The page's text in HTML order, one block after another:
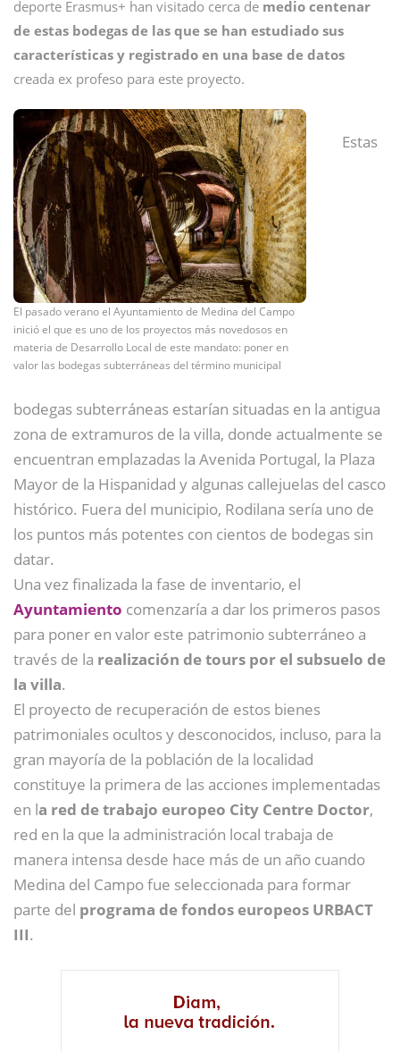
deporte Erasmus+ han visitado cerca de medio centenar
de estas bodegas de las que se han estudiado sus
características y registrado en una base de datos
creada ex profeso para este proyecto.
El pasado verano el Ayuntamiento de Medina del Campo
inició el que es uno de los proyectos más novedosos en
materia de Desarrollo Local de este mandato: poner en
valor las bodegas subterráneas del término municipal
Estas
bodegas subterráneas estarían situadas en la antigua
zona de extramuros de la villa, donde actualmente se
encuentran emplazadas la Avenida Portugal, la Plaza
Mayor de la Hispanidad y algunas callejuelas del casco
histórico. Fuera del municipio, Rodilana sería uno de
los puntos más potentes con cientos de bodegas sin
datar.
Una vez finalizada la fase de inventario, el
Ayuntamiento comenzaría a dar los primeros pasos
para poner en valor este patrimonio subterráneo a
través de la realización de tours por el subsuelo de
la villa.
El proyecto de recuperación de estos bienes
patrimoniales ocultos y desconocidos, incluso, para la
gran mayoría de la población de la localidad
constituye la primera de las acciones implementadas
en la red de trabajo europeo City Centre Doctor,
red en la que la administración local trabaja de
manera intensa desde hace más de un año cuando
Medina del Campo fue seleccionada para formar
parte del programa de fondos europeos URBACT
III.